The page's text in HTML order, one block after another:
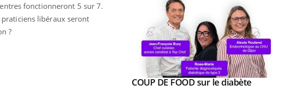
fonctionneront 5 sur 7.
praticiens libéraux seront
?
Youtube
COUP DE FOOD sur le diabèteYoutube